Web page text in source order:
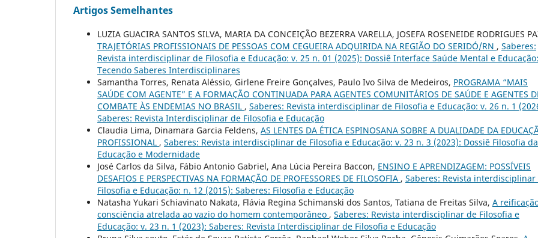
Artigos Semelhantes
LUZIA GUACIRA SANTOS SILVA, MARIA DA CONCEIÇÃO BEZERRA VARELLA, JOSEFA ROSENEIDE RODRIGUES
TRAJETÓRIAS PROFISSIONAIS DE PESSOAS COM CEGUEIRA ADQUIRIDA NA REGIÃO DO SERIDÓ/RN , Saberes:
Revista interdisciplinar de Filosofia e Educação: v. 25 n. 01 (2025): Dossiê Interface Saúde Mental e Educação:
Tecendo Saberes Interdisciplinares
Samantha Torres, Renata Aléssio, Girlene Freire Gonçalves, Paulo Ivo Silva de Medeiros, PROGRAMA “MAIS
SAÚDE COM AGENTE” E A FORMAÇÃO CONTINUADA PARA AGENTES COMUNITÁRIOS DE SAÚDE E AGENTES
COMBATE ÀS ENDEMIAS NO BRASIL , Saberes: Revista interdisciplinar de Filosofia e Educação: v. 26 n. 1
Saberes: Revista Interdisciplinar de Filosofia e Educação
Claudia Lima, Dinamara Garcia Feldens, AS LENTES DA ÉTICA ESPINOSANA SOBRE A DUALIDADE DA
PROFISSIONAL , Saberes: Revista interdisciplinar de Filosofia e Educação: v. 23 n. 3 (2023): Dossiê Filosofia da
Educação e Modernidade
José Carlos da Silva, Fábio Antonio Gabriel, Ana Lúcia Pereira Baccon, ENSINO E APRENDIZAGEM: POSSÍVEIS
DESAFIOS E PERSPECTIVAS NA FORMAÇÃO DE PROFESSORES DE FILOSOFIA , Saberes: Revista interdisciplinar
Filosofia e Educação: n. 12 (2015): Saberes: Filosofia e Educação
Natasha Yukari Schiavinato Nakata, Flávia Regina Schimanski dos Santos, Tatiana de Freitas Silva, A
consciência atrelada ao vazio do homem contemporâneo , Saberes: Revista interdisciplinar de Filosofia e
Educação: v. 23 n. 1 (2023): Saberes: Revista Interdisciplinar de Filosofia e Educação